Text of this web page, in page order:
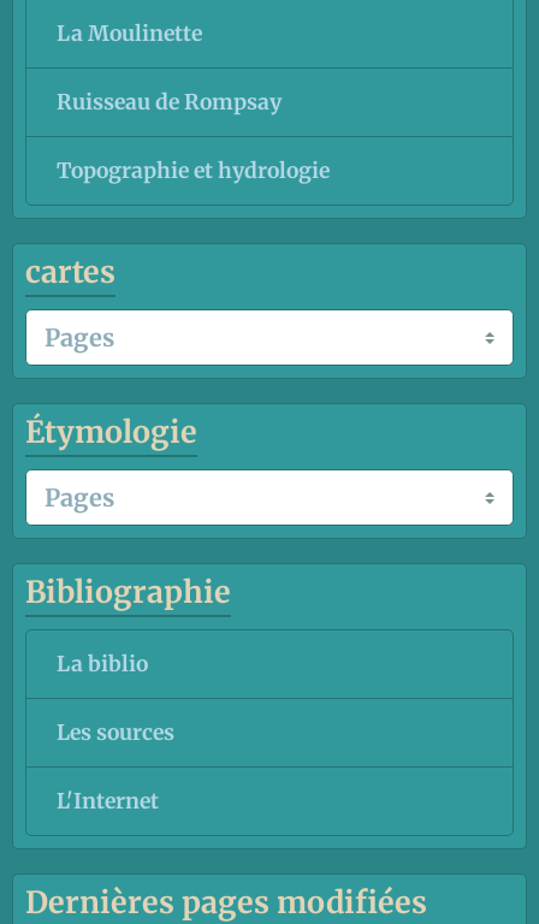
La Moulinette
Ruisseau de Rompsay
Topographie et hydrologie
cartes
Étymologie
Bibliographie
La biblio
Les sources
L'Internet
Dernières pages modifiées